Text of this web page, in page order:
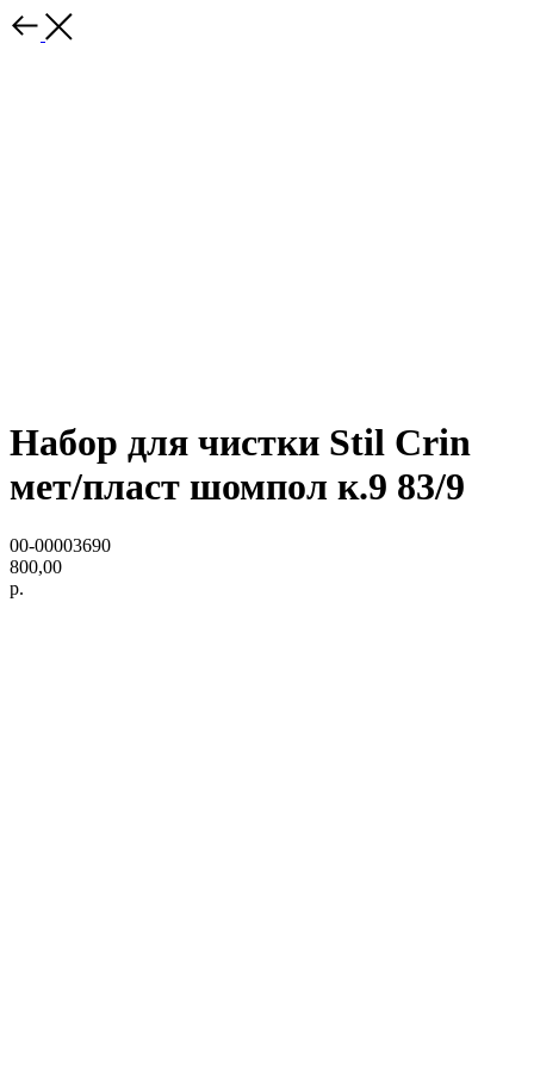
Набор для чистки Stil Crin
мет/пласт шомпол к.9 83/9
00-00003690
800,00
р.